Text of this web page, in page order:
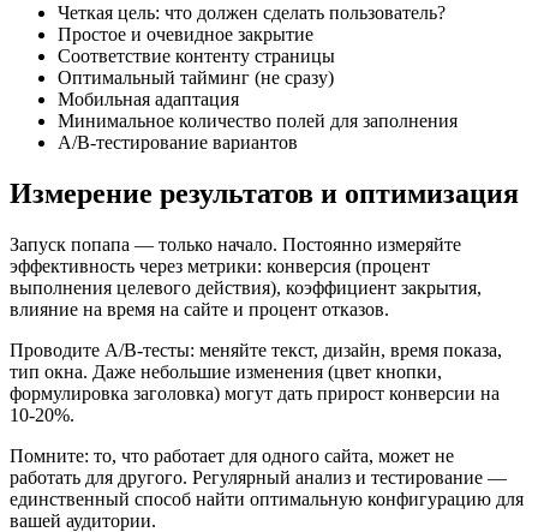
Четкая цель: что должен сделать пользователь?
Простое и очевидное закрытие
Соответствие контенту страницы
Оптимальный тайминг (не сразу)
Мобильная адаптация
Минимальное количество полей для заполнения
A/B-тестирование вариантов
Измерение результатов и оптимизация
Запуск попапа — только начало. Постоянно измеряйте
эффективность через метрики: конверсия (процент
выполнения целевого действия), коэффициент закрытия,
влияние на время на сайте и процент отказов.
Проводите A/B-тесты: меняйте текст, дизайн, время показа,
тип окна. Даже небольшие изменения (цвет кнопки,
формулировка заголовка) могут дать прирост конверсии на
10-20%.
Помните: то, что работает для одного сайта, может не
работать для другого. Регулярный анализ и тестирование —
единственный способ найти оптимальную конфигурацию для
вашей аудитории.